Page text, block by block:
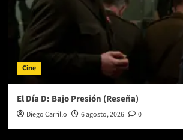
Cine
El Día D: Bajo Presión (Reseña)
Diego Carrillo 6 agosto, 2026 0